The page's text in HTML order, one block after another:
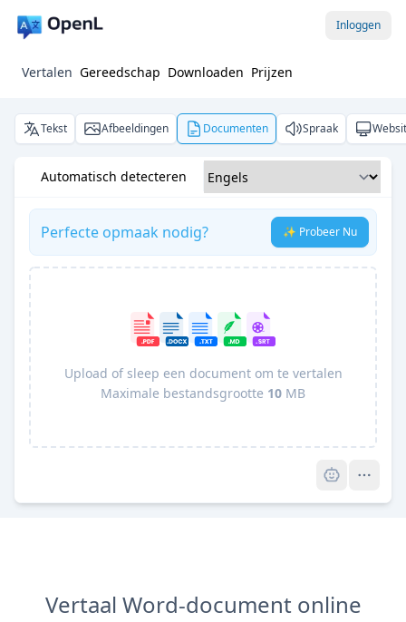
Inloggen
Vertalen Gereedschap Downloaden Prijzen
Tekst Afbeeldingen Documenten Spraak
Automatisch detecteren
Perfecte opmaak nodig? ✨ Probeer Nu
Upload of sleep een document om te vertalen
Maximale bestandsgrootte 10 MB
Vertaal Word-document online